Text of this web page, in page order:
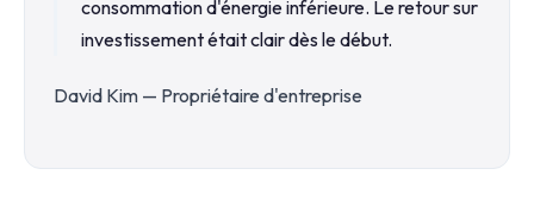
consommation d'énergie inférieure. Le retour sur
investissement était clair dès le début.
David Kim — Propriétaire d'entreprise